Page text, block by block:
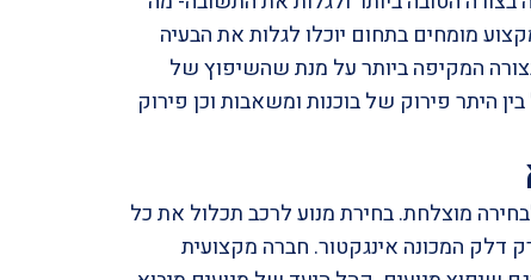
מומחים בתחום יוכלו לגלות את הבעיה
המקיפה ביותר על מנת שהשיפוץ של
היתר פירוק של בוכנות ומשאבות וכן פירוק
מוצלחת. בחירתמנוע לרכבתכלול את כל
דלק המכונה אינגקטור. חברה מקצועית